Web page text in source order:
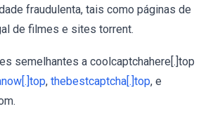
fraudulenta, tais como páginas de
de filmes e sites torrent.
semelhantes a coolcaptchahere[.]top
, thebestcaptcha[.]top, e